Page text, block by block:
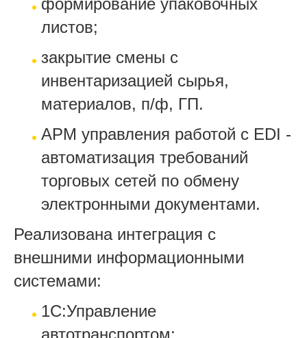
листов;
закрытие смены с
инвентаризацией сырья,
материалов, п/ф, ГП.
АРМ управления работой с EDI -
автоматизация требований
торговых сетей по обмену
электронными документами.
Реализована интеграция с
внешними информационными
системами:
1С:Управление
автотранспортом;